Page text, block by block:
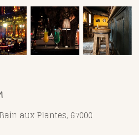
aux Plantes, 67000